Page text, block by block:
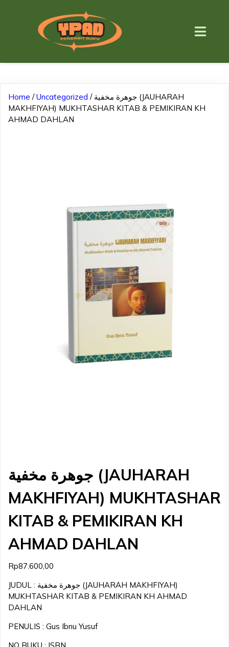
Home /Uncategorized / جوهرة مخفية (JAUHARAH
MAKHFIYAH) MUKHTASHAR KITAB & PEMIKIRAN KH
AHMAD DAHLAN
جوهرة مخفية (JAUHARAH
MAKHFIYAH) MUKHTASHAR
KITAB & PEMIKIRAN KH
AHMAD DAHLAN
Rp87.600,00
JUDUL : جوهرة مخفية (JAUHARAH MAKHFIYAH)
MUKHTASHAR KITAB & PEMIKIRAN KH AHMAD
DAHLAN
PENULIS : Gus Ibnu Yusuf